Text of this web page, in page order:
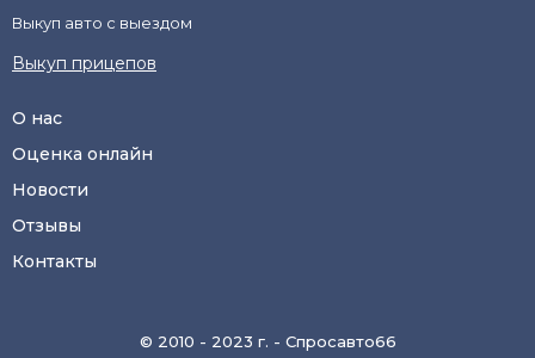
О нас
Оценка онлайн
Новости
Отзывы
Контакты
Выкуп авто с выездом
Выкуп прицепов
© 2010 - 2023 г. - Спросавто66